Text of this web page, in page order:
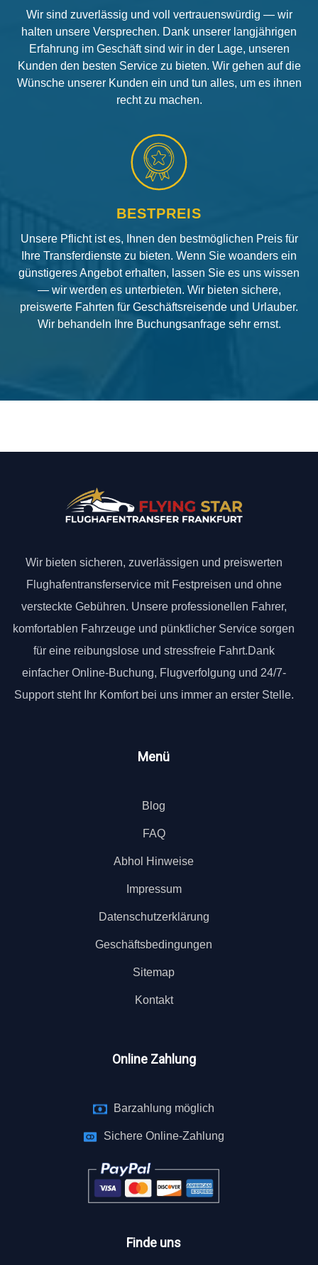
Wir sind zuverlässig und voll vertrauenswürdig — wir
halten unsere Versprechen. Dank unserer langjährigen
Erfahrung im Geschäft sind wir in der Lage, unseren
Kunden den besten Service zu bieten. Wir gehen auf die
Wünsche unserer Kunden ein und tun alles, um es ihnen
recht zu machen.
BESTPREIS
Unsere Pflicht ist es, Ihnen den bestmöglichen Preis für
Ihre Transferdienste zu bieten. Wenn Sie woanders ein
günstigeres Angebot erhalten, lassen Sie es uns wissen
— wir werden es unterbieten. Wir bieten sichere,
preiswerte Fahrten für Geschäftsreisende und Urlauber.
Wir behandeln Ihre Buchungsanfrage sehr ernst.
Wir bieten sicheren, zuverlässigen und preiswerten
Flughafentransferservice mit Festpreisen und ohne
versteckte Gebühren. Unsere professionellen Fahrer,
komfortablen Fahrzeuge und pünktlicher Service sorgen
für eine reibungslose und stressfreie Fahrt.Dank
einfacher Online-Buchung, Flugverfolgung und 24/7-
Support steht Ihr Komfort bei uns immer an erster Stelle.
Menü
Blog
FAQ
Abhol Hinweise
Impressum
Datenschutzerklärung
Geschäftsbedingungen
Sitemap
Kontakt
Online Zahlung
Barzahlung möglich
Sichere Online-Zahlung
Finde uns